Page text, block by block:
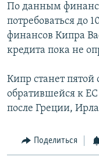
По данным
потребоваться до
финансов Кипра
кредита пока не
Кипр станет пятой
обратившейся к
после Греции,
Поделиться